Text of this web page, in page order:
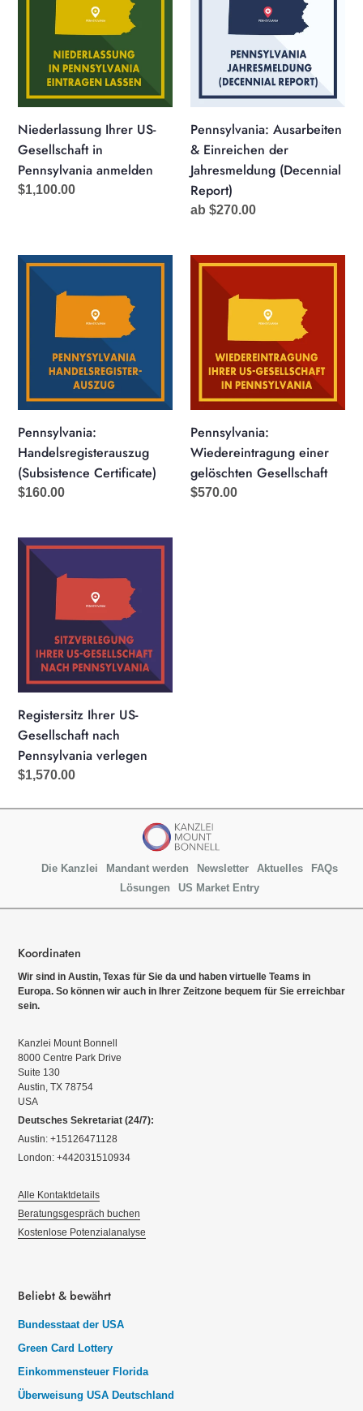
Gesellschaft
Pennsylvania
anmelden
Niederlassung Ihrer US-
Gesellschaft in
Pennsylvania anmelden
Normaler
$1,100.00
Einreichen
Jahresmeldung
(Decennial
Report)
Pennsylvania: Ausarbeiten
& Einreichen der
Jahresmeldung (Decennial
Report)
Normaler
ab $270.00
Pennsylvania:
Handelsregisterauszug
(Subsistence
Certificate)
Pennsylvania:
Handelsregisterauszug
(Subsistence Certificate)
Normaler
$160.00
Pennsylvania:
Wiedereintragung
gelöschten
Gesellschaft
Pennsylvania:
Wiedereintragung einer
gelöschten Gesellschaft
Normaler
$570.00
Registersitz
Ihrer
Gesellschaft
Pennsylvania
verlegen
Registersitz Ihrer US-
Gesellschaft nach
Pennsylvania verlegen
Normaler
$1,570.00
Die Kanzlei Mandant werden Newsletter Aktuelles
FAQs
Lösungen
US Market Entry
Koordinaten
Wir sind in Austin, Texas für Sie da und haben virtuelle Teams in
Europa. So können wir auch in Ihrer Zeitzone bequem für Sie erreichbar
sein.
Kanzlei Mount Bonnell
8000 Centre Park Drive
Suite 130
Austin, TX 78754
USA
Deutsches Sekretariat (24/7):
Austin: +15126471128
London: +442031510934
Alle Kontaktdetails
Beratungsgespräch buchen
Kostenlose Potenzialanalyse
Beliebt & bewährt
Bundesstaat der USA
Green Card Lottery
Einkommensteuer Florida
Überweisung USA Deutschland